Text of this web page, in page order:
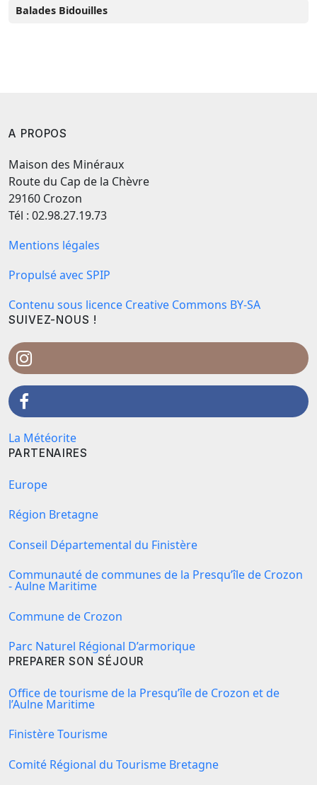
Balades Bidouilles
A PROPOS
Maison des Minéraux
Route du Cap de la Chèvre
29160 Crozon
Tél : 02.98.27.19.73
Mentions légales
Propulsé avec SPIP
Contenu sous licence Creative Commons BY-SA
SUIVEZ-NOUS !
La Météorite
PARTENAIRES
Europe
Région Bretagne
Conseil Départemental du Finistère
Communauté de communes de la Presqu’île de Crozon
- Aulne Maritime
Commune de Crozon
Parc Naturel Régional D’armorique
PREPARER SON SÉJOUR
Office de tourisme de la Presqu’île de Crozon et de
l’Aulne Maritime
Finistère Tourisme
Comité Régional du Tourisme Bretagne